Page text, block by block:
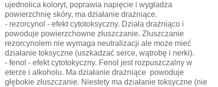
ujednolica koloryt, poprawia napięcie i wygładza
powierzchnię skóry, ma działanie drażniące.
- rezorcynol - efekt cytotoksyczny. Działa drażniąco i
powoduje powierzchowne złuszczanie. Złuszczanie
rezorcynolem nie wymaga neutralizacji ale może mieć
działanie toksyczne (uszkadzać serce, wątrobę i nerki).
- fenol - efekt cytotokyczny. Fenol jest rozpuszczalny w
eterze i alkoholu. Ma działanie drażniące powoduje
głębokie złuszczanie. Niestety ma działanie toksyczne (nie